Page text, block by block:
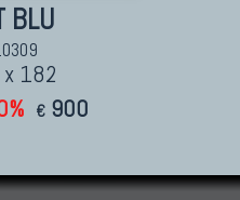
BLU
182
€ 900